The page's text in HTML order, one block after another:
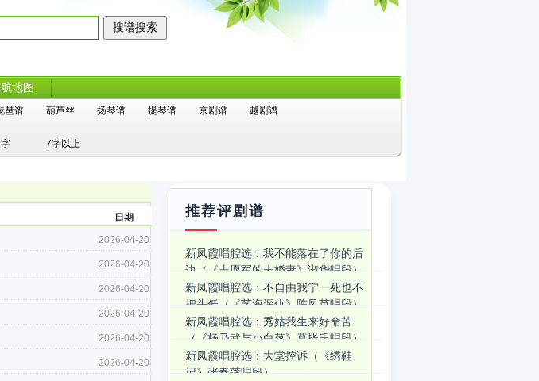
地图
琶谱 葫芦丝 扬琴谱 提琴谱 京剧谱
越剧谱
7字以上
日期
2026-04-20
2026-04-20
2026-04-20
2026-04-20
2026-04-20
2026-04-20
推荐评剧谱
新凤霞唱腔选：我不能落在了你的后
边（《志愿军的未婚妻》淑华唱段）
新凤霞唱腔选：不自由我宁一死也不
把头低（《艺海深仇》陈凤英唱段）
新凤霞唱腔选：秀姑我生来好命苦
（《杨乃武与小白菜》葛毕氏唱段）
新凤霞唱腔选：大堂控诉（《绣鞋
记》张春莲唱段）